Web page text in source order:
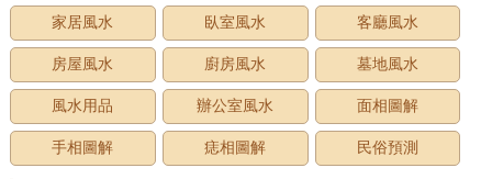
家居風水
臥室風水 客廳風水
房屋風水 廚房風水 墓地風水
風水用品 辦公室風水 面相圖解
手相圖解 痣相圖解 民俗預測